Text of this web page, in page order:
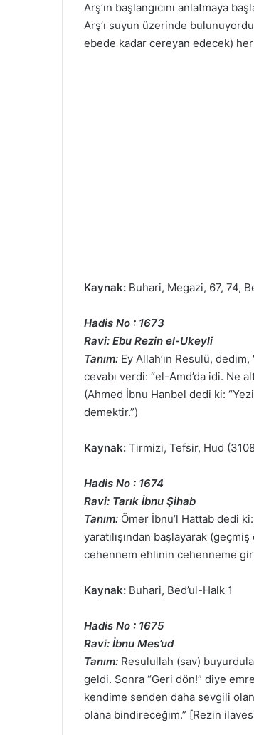
Arş’ın başlangıcını anlatmaya
Arş’ı suyun üzerinde
ebede kadar cereyan edecek) her
Kaynak: Buhari, Megazi, 67, 74,
Hadis No : 1673
Ravi: Ebu Rezin el-Ukeyli
Tanım: Ey Allah’ın Resulü,
cevabı verdi: “el-Amd’da idi. Ne
(Ahmed İbnu Hanbel dedi ki:
demektir.”)
Kaynak: Tirmizi, Tefsir, Hud
Hadis No : 1674
Ravi: Tarık İbnu Şihab
Tanım: Ömer İbnu’l Hattab dedi
yaratılışından başlayarak
cehennem ehlinin cehenneme
Kaynak: Buhari, Bed’ul-Halk 1
Hadis No : 1675
Ravi: İbnu Mes’ud
Tanım: Resulullah (sav)
geldi. Sonra “Geri dön!” diye
kendime senden daha sevgili
olana bindireceğim.” [Rezin